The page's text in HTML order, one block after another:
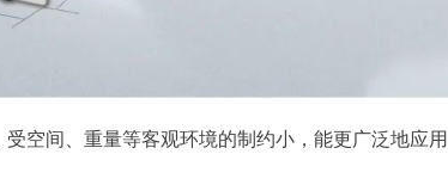
空间、重量等客观环境的制约小，能更广泛地应用